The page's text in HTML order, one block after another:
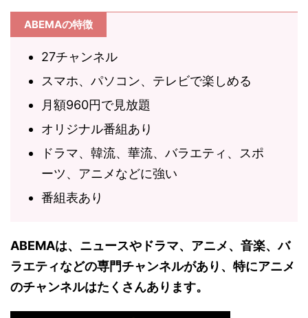
ABEMAの特徴
27チャンネル
スマホ、パソコン、テレビで楽しめる
月額960円で見放題
オリジナル番組あり
ドラマ、韓流、華流、バラエティ、スポ
ーツ、アニメなどに強い
番組表あり
ABEMAは、ニュースやドラマ、アニメ、音楽、バ
ラエティなどの専門チャンネルがあり、特にアニメ
のチャンネルはたくさんあります。